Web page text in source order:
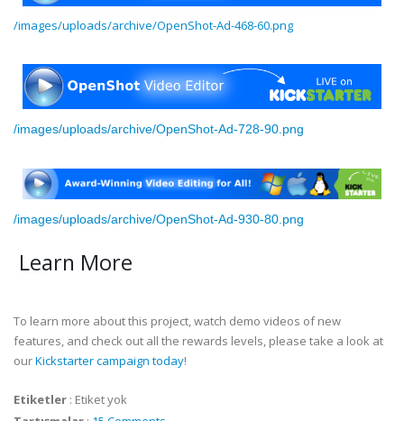
/images/uploads/archive/OpenShot-Ad-468-60.png
/images/uploads/archive/OpenShot-Ad-728-90.png
/images/uploads/archive/OpenShot-Ad-930-80.png
Learn More
To learn more about this project, watch demo videos of new
features, and check out all the rewards levels, please take a look at
ourKickstarter campaign today!
Etiketler : Etiket yok